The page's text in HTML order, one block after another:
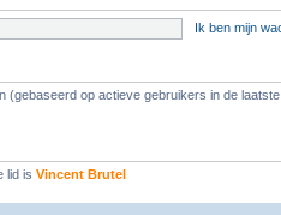
Ik ben mijn
op actieve gebruikers in de
lid is Vincent Brutel